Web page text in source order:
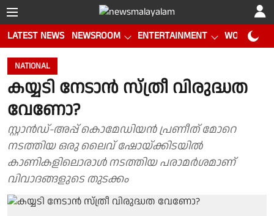
LATEST NEWS NEWSROOM ENTERTAINMENT WORLD CUP
NATIONAL
കയ്യടി നേടാൻ സ്ത്രീ വിരുദ്ധത
വേണോ?
സ്റ്റാൻഡ്-അപ്പ് കൊമേഡിയൻ പ്രണീത് മോറെ
നടത്തിയ ഒരു ലൈവ് ഷോയ്ക്കിടയിൽ
കാണികളിലൊരാൾ നടത്തിയ പരാമർശമാണ്
വിവാദങ്ങളുടെ തുടക്കം